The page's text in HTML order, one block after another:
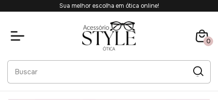
Sua melhor escolha em ótica online!
0